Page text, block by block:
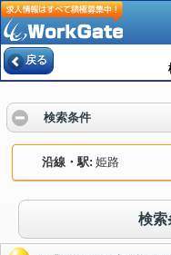
戻る
検索条件
沿線・駅 姫路
検索